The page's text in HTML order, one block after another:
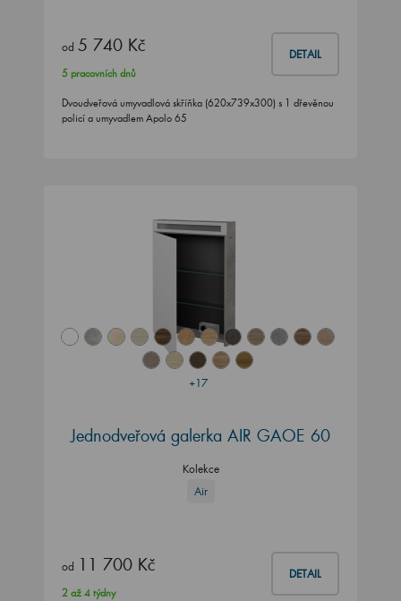
od 5 740 Kč DETAIL
5 pracovních dnů
Dvoudveřová umyvadlová skříňka (620x739x300) s 1 dřevěnou
policí a umyvadlem Apolo 65
+17
Jednodveřová galerka AIR GAOE 60
Kolekce
Air
od 11 700 Kč DETAIL
2 až 4 týdny